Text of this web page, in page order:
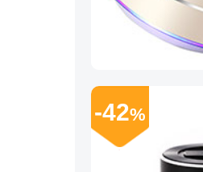
-42%